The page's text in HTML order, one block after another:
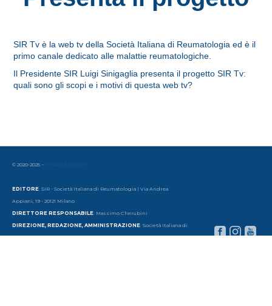
SIR Tv è la web tv della Società Italiana di Reumatologia ed è il
primo canale dedicato alle malattie reumatologiche.
Il Presidente SIR Luigi Sinigaglia presenta il progetto SIR Tv:
quali sono gli scopi e i motivi di questa web tv?
© 2020-2025 – Privacy & Cookie
EDITORE: SIR - Società Italiana di Reumatologia | Via Andrea
Appiani, 19 - 20121 Milano
DIRETTORE RESPONSABILE: Massimo Cherubini
DIREZIONE, REDAZIONE, AMMINISTRAZIONE: Società Italiana di
Reumatologia